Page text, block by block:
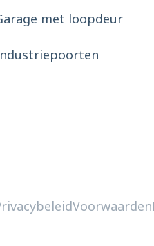
met loopdeur
Voorwaarden